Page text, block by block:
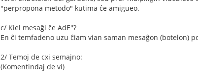
"perpropona metodo" kutima ĉe amigueo.
c/ Kiel mesaĝi ĉe AdE''?
En ĉi temfadeno uzu ĉiam vian saman mesaĝon (botelon)
2/ Temoj de cxi semajno:
(Komentindaj de vi)